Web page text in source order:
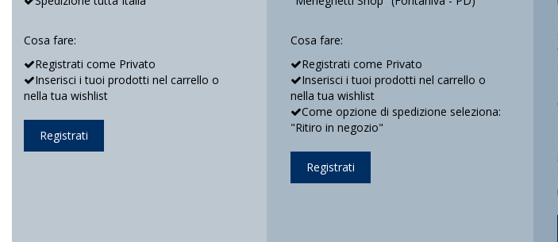
Cosa fare:
Registrati come Privato
Inserisci i tuoi prodotti nel carrello o
nella tua wishlist
Registrati
Cosa fare:
Registrati come Privato
Inserisci i tuoi prodotti nel carrello o
nella tua wishlist
Come opzione di spedizione seleziona:
"Ritiro in negozio"
Registrati